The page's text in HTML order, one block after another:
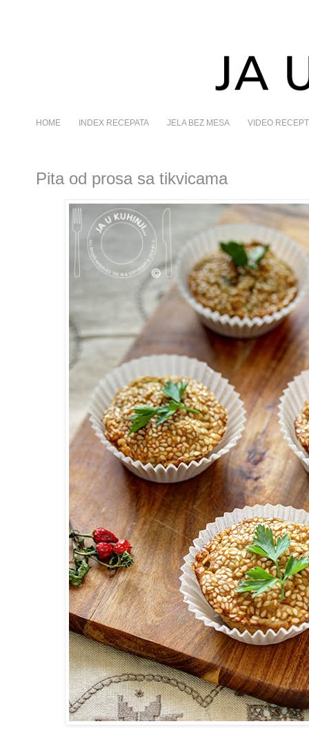
HOME INDEX RECEPATA JELA BEZ MESA VIDEO
Pita od prosa sa tikvicama